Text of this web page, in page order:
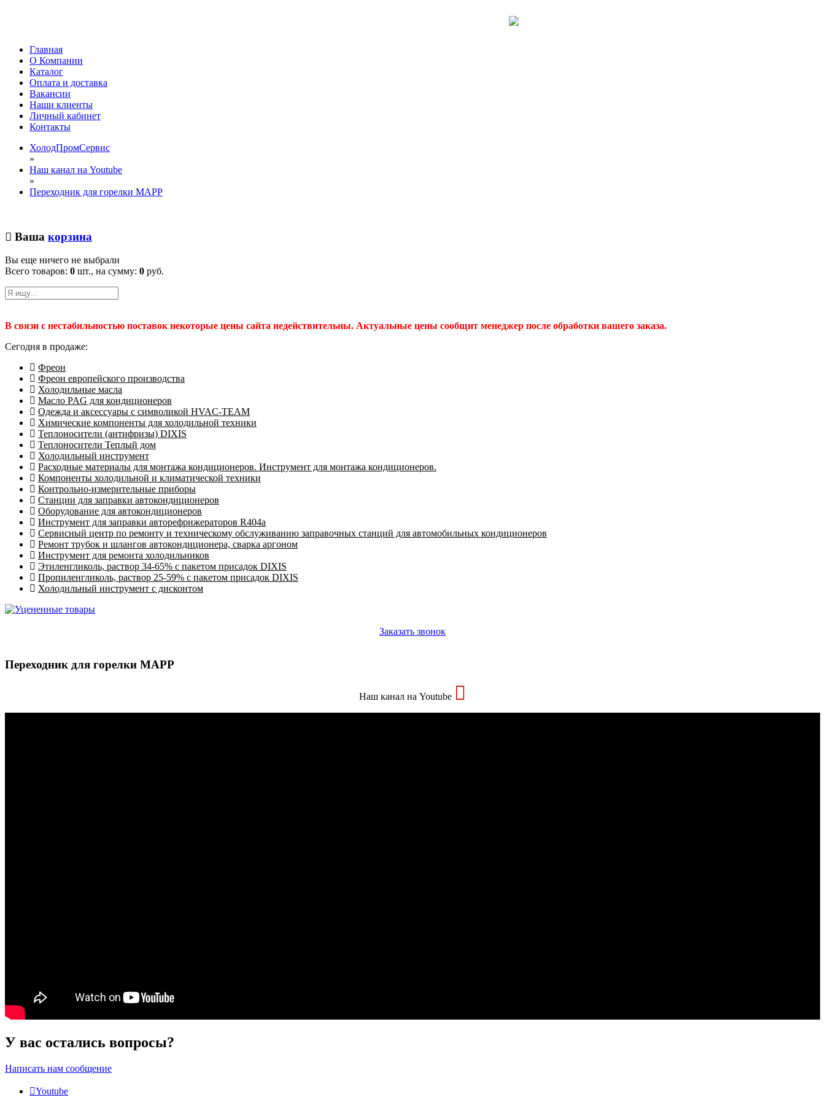
Главная
О Компании
Каталог
Оплата и доставка
Вакансии
Наши клиенты
Личный кабинет
Контакты
ХолодПромСервис
»
Наш канал на Youtube
»
Переходник для горелки MAPP
Ваша корзина
Вы еще ничего не выбрали
Всего товаров: 0 шт., на сумму: 0 руб.
В связи с нестабильностью поставок некоторые цены сайта недействительны. Актуальные цены сообщит менеджер после обработки вашего заказа.
Сегодня в продаже:
Фреон
Фреон европейского производства
Холодильные масла
Масло PAG для кондиционеров
Одежда и аксессуары с символикой HVAC-TEAM
Химические компоненты для холодильной техники
Теплоносители (антифризы) DIXIS
Теплоносители Теплый дом
Холодильный инструмент
Расходные материалы для монтажа кондиционеров. Инструмент для монтажа кондиционеров.
Компоненты холодильной и климатической техники
Контрольно-измерительные приборы
Станции для заправки автокондиционеров
Оборудование для автокондиционеров
Инструмент для заправки авторефрижераторов R404a
Сервисный центр по ремонту и техническому обслуживанию заправочных станций для автомобильных кондиционеров
Ремонт трубок и шлангов автокондиционера, сварка аргоном
Инструмент для ремонта холодильников
Этиленгликоль, раствор 34-65% с пакетом присадок DIXIS
Пропиленгликоль, раствор 25-59% с пакетом присадок DIXIS
Холодильный инструмент с дисконтом
Заказать звонок
Переходник для горелки MAPP
Наш канал на Youtube
У вас остались вопросы?
Написать нам сообщение
Youtube